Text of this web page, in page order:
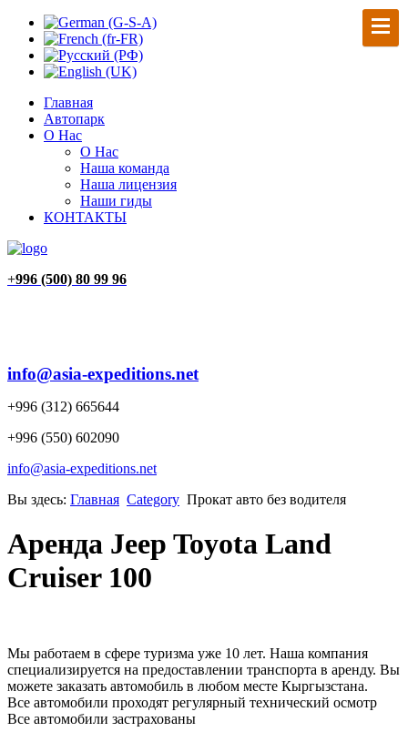
Главная
Автопарк
О Нас
О Нас
Наша команда
Наша лицензия
Наши гиды
КОНТАКТЫ
+996 (500) 80 99 96
info@asia-expeditions.net
+996 (312) 665644
+996 (550) 602090
info@asia-expeditions.net
Вы здесь: Главная Category Прокат авто без водителя
Аренда Jeep Toyota Land
Cruiser 100
Мы работаем в сфере туризма уже 10 лет. Наша компания
специализируется на предоставлении транспорта в аренду. Вы
можете заказать автомобиль в любом месте Кыргызстана.
Все автомобили проходят регулярный технический осмотр
Все автомобили застрахованы